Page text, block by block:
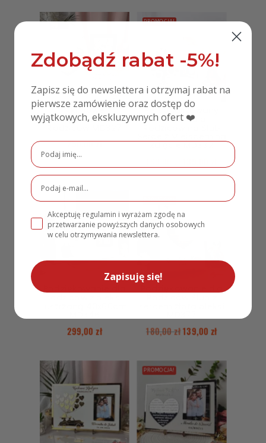
Akrylowe
Podziękowanie dla
250,00zł
PROMOCJA!
Personalizowany
Prezent dla
Zdjęcie MD332
299,00zł
PROMOCJA!
180,00 zł139,00 zł
PROMOCJA!
Zdobądź rabat -5%!
Zapisz się do newslettera i otrzymaj rabat na
pierwsze zamówienie oraz dostęp do
wyjątkowych, ekskluzywnych ofert ❤️
Akceptuję regulamin i wyrażam zgodę na
przetwarzanie powyższych danych osobowych
w celu otrzymywania newslettera.
Zapisuję się!